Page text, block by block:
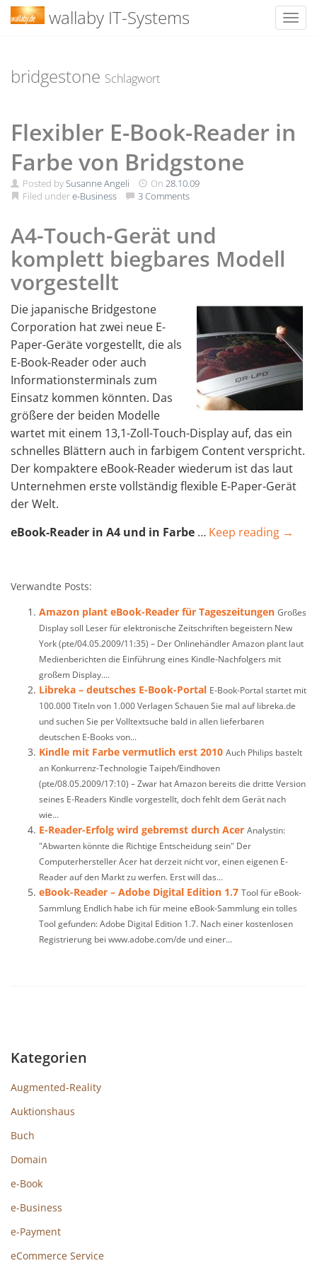
content
wallaby IT-Systems
bridgestone Schlagwort
Flexibler E-Book-Reader in
Farbe von Bridgstone
Posted bySusanne Angeli On 28.10.09
Filed undere-Business 3 Comments
A4-Touch-Gerät und
komplett biegbares Modell
vorgestellt
Die japanische Bridgestone
Corporation hat zwei neue E-
Paper-Geräte vorgestellt, die als
E-Book-Reader oder auch
Informationsterminals zum
Einsatz kommen könnten. Das
größere der beiden Modelle
wartet mit einem 13,1-Zoll-Touch-Display auf, das ein
schnelles Blättern auch in farbigem Content verspricht.
Der kompaktere eBook-Reader wiederum ist das laut
Unternehmen erste vollständig flexible E-Paper-Gerät
der Welt.
eBook-Reader in A4 und in Farbe … Keep reading →
Verwandte Posts:
Amazon plant eBook-Reader für Tageszeitungen Großes
Display soll Leser für elektronische Zeitschriften begeistern New
York (pte/04.05.2009/11:35) – Der Onlinehändler Amazon plant laut
Medienberichten die Einführung eines Kindle-Nachfolgers mit
großem Display....
Libreka – deutsches E-Book-Portal E-Book-Portal startet mit
100.000 Titeln von 1.000 Verlagen Schauen Sie mal auf libreka.de
und suchen Sie per Volltextsuche bald in allen lieferbaren
deutschen E-Books von...
Kindle mit Farbe vermutlich erst 2010 Auch Philips bastelt
an Konkurrenz-Technologie Taipeh/Eindhoven
(pte/08.05.2009/17:10) – Zwar hat Amazon bereits die dritte Version
seines E-Readers Kindle vorgestellt, doch fehlt dem Gerät nach
wie...
E-Reader-Erfolg wird gebremst durch Acer Analystin:
"Abwarten könnte die Richtige Entscheidung sein" Der
Computerhersteller Acer hat derzeit nicht vor, einen eigenen E-
Reader auf den Markt zu werfen. Erst will das...
eBook-Reader – Adobe Digital Edition 1.7 Tool für eBook-
Sammlung Endlich habe ich für meine eBook-Sammlung ein tolles
Tool gefunden: Adobe Digital Edition 1.7. Nach einer kostenlosen
Registrierung bei www.adobe.com/de und einer...
Kategorien
Augmented-Reality
Auktionshaus
Buch
Domain
e-Book
e-Business
e-Payment
eCommerce Service